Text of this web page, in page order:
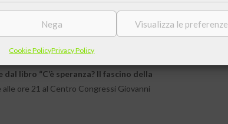
Nega Visualizza le preferenze
Cookie PolicyPrivacy Policy
libro “C’è speranza? Il fascino della
ore 21 al Centro Congressi Giovanni